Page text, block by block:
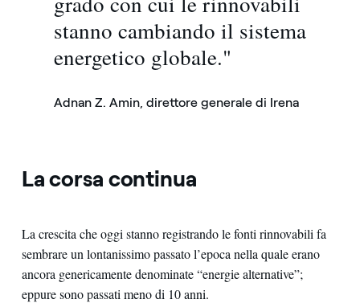
stanno cambiando il sistema
energetico globale."
Adnan Z. Amin, direttore generale di Irena
La corsa continua
La crescita che oggi stanno registrando le fonti rinnovabili fa
sembrare un lontanissimo passato l’epoca nella quale erano
ancora genericamente denominate “energie alternative”;
eppure sono passati meno di 10 anni.